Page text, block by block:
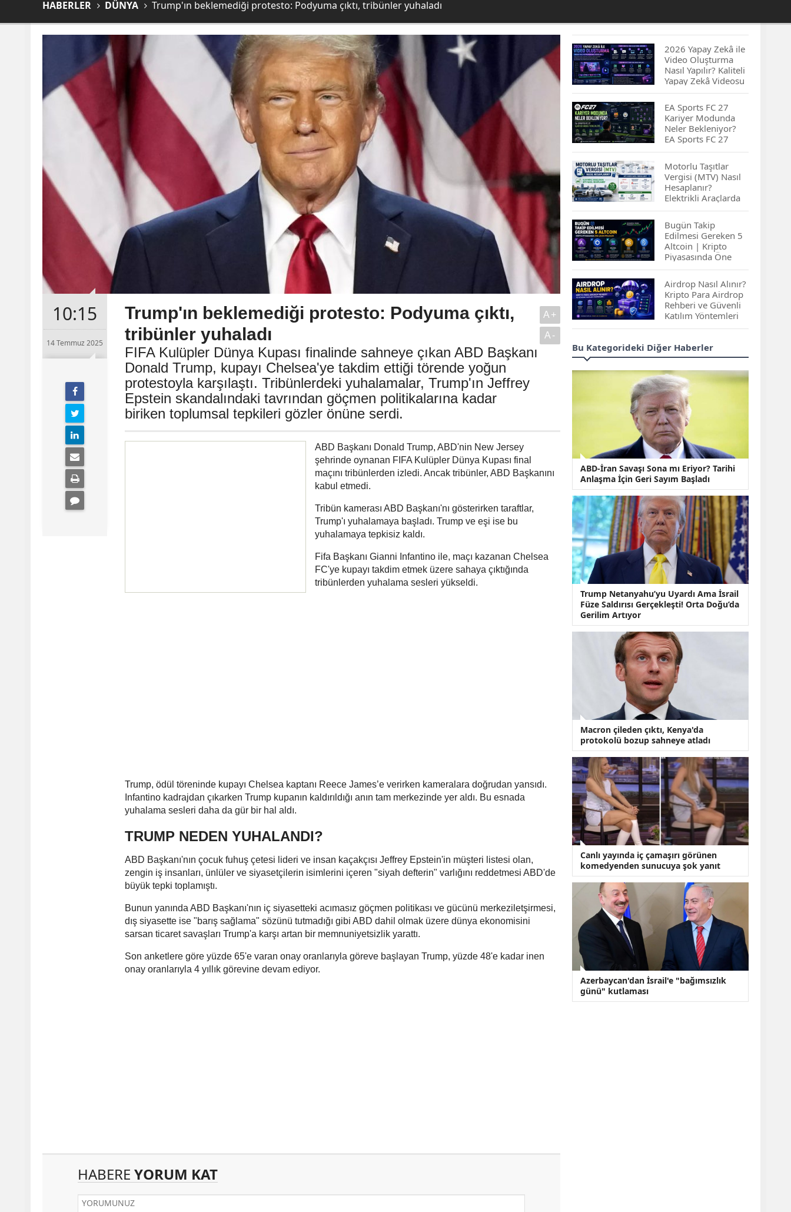
HABERLER DÜNYA Trump'ın beklemediği protesto: Podyuma çıktı, tribünler yuhaladı
10:15
14 Temmuz 2025
Trump'ın beklemediği protesto: Podyuma çıktı,
tribünler yuhaladı
FIFA Kulüpler Dünya Kupası finalinde sahneye çıkan ABD Başkanı
Donald Trump, kupayı Chelsea'ye takdim ettiği törende yoğun
protestoyla karşılaştı. Tribünlerdeki yuhalamalar, Trump'ın Jeffrey
Epstein skandalındaki tavrından göçmen politikalarına kadar
biriken toplumsal tepkileri gözler önüne serdi.
A+
A-
ABD Başkanı Donald Trump, ABD'nin New Jersey
şehrinde oynanan FIFA Kulüpler Dünya Kupası final
maçını tribünlerden izledi. Ancak tribünler, ABD Başkanını
kabul etmedi.
Tribün kamerası ABD Başkanı'nı gösterirken taraftlar,
Trump'ı yuhalamaya başladı. Trump ve eşi ise bu
yuhalamaya tepkisiz kaldı.
Fifa Başkanı Gianni Infantino ile, maçı kazanan Chelsea
FC'ye kupayı takdim etmek üzere sahaya çıktığında
tribünlerden yuhalama sesleri yükseldi.
Trump, ödül töreninde kupayı Chelsea kaptanı Reece James’e verirken kameralara doğrudan yansıdı.
Infantino kadrajdan çıkarken Trump kupanın kaldırıldığı anın tam merkezinde yer aldı. Bu esnada
yuhalama sesleri daha da gür bir hal aldı.
TRUMP NEDEN YUHALANDI?
ABD Başkanı'nın çocuk fuhuş çetesi lideri ve insan kaçakçısı Jeffrey Epstein'in müşteri listesi olan,
zengin iş insanları, ünlüler ve siyasetçilerin isimlerini içeren "siyah defterin" varlığını reddetmesi ABD'de
büyük tepki toplamıştı.
Bunun yanında ABD Başkanı'nın iç siyasetteki acımasız göçmen politikası ve gücünü merkeziletşirmesi,
dış siyasette ise "barış sağlama" sözünü tutmadığı gibi ABD dahil olmak üzere dünya ekonomisini
sarsan ticaret savaşları Trump'a karşı artan bir memnuniyetsizlik yarattı.
Son anketlere göre yüzde 65'e varan onay oranlarıyla göreve başlayan Trump, yüzde 48'e kadar inen
onay oranlarıyla 4 yıllık görevine devam ediyor.
HABERE YORUM KAT
2026 Yapay Zekâ ile
Video Oluşturma
Nasıl Yapılır? Kaliteli
Yapay Zekâ Videosu
Hazırlamanın
İpuçları...
EA Sports FC 27
Kariyer Modunda
Neler Bekleniyor?
EA Sports FC 27
Kariyer Modu
Yenilikleri…
Motorlu Taşıtlar
Vergisi (MTV) Nasıl
Hesaplanır?
Elektrikli Araçlarda
MTV Nasıl
Hesaplanır? MTV
Borcu Nasıl
Sorgulanır?
Bugün Takip
Edilmesi Gereken 5
Altcoin | Kripto
Piyasasında Öne
Çıkan Projeler
Airdrop Nasıl Alınır?
Kripto Para Airdrop
Rehberi ve Güvenli
Katılım Yöntemleri
Spot ve Vadeli İşlem
Arasındaki Farklar |
İçin Daha Uygun?
ABD-İran Anlaşması
Sonrası Altın Rekora
Koştu, Petrol
Fiyatları Sert Düştü
Temmuz 2026 Maaş
Zammı Netleşiyor!
Memur, Emekli ve
Sosyal Yardımlarda
Yeni Oranlar
KOSGEB’den
KOBİ’lere Dev
Finansman Hamlesi:
36 Ay Vadeli 30
Milyon TL Destek
Emekli Maaşlarında
Temmuz Hesabı:
Zam Oranı ve Taban
Aylık İçin Yeni
Bu Kategorideki Diğer Haberler
ABD-İran Savaşı Sona mı Eriyor? Tarihi
Anlaşma İçin Geri Sayım Başladı
Trump Netanyahu’yu Uyardı Ama İsrail
Füze Saldırısı Gerçekleşti! Orta Doğu’da
Gerilim Artıyor
Macron çileden çıktı, Kenya'da
protokolü bozup sahneye atladı
Canlı yayında iç çamaşırı görünen
komedyenden sunucuya şok yanıt
Azerbaycan'dan İsrail'e "bağımsızlık
günü" kutlaması